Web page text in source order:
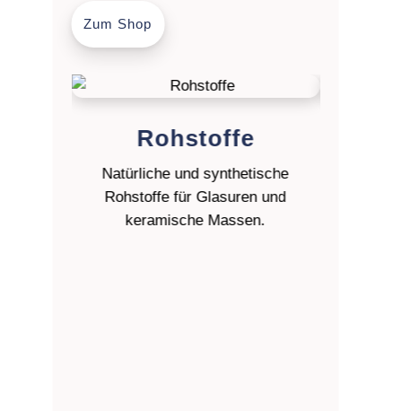
Zum Shop
Rohstoffe
Natürliche und synthetische
Rohstoffe für Glasuren und
keramische Massen.